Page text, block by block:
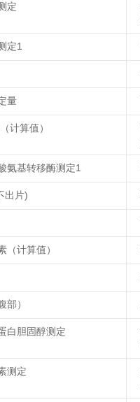
定
定1
量
计算值）
氨基转移酶测定1
出片)
（计算值）
部）
白胆固醇测定
测定